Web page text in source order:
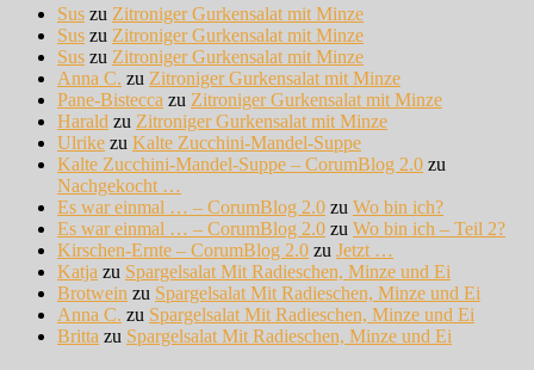
Sus zu Zitroniger Gurkensalat mit Minze
Sus zu Zitroniger Gurkensalat mit Minze
Sus zu Zitroniger Gurkensalat mit Minze
Anna C. zu Zitroniger Gurkensalat mit Minze
Pane-Bistecca zu Zitroniger Gurkensalat mit Minze
Harald zu Zitroniger Gurkensalat mit Minze
Ulrike zu Kalte Zucchini-Mandel-Suppe
Kalte Zucchini-Mandel-Suppe – CorumBlog 2.0 zu
Nachgekocht …
Es war einmal … – CorumBlog 2.0 zu Wo bin ich?
Es war einmal … – CorumBlog 2.0 zu Wo bin ich – Teil 2?
Kirschen-Ernte – CorumBlog 2.0 zu Jetzt …
Katja zu Spargelsalat Mit Radieschen, Minze und Ei
Brotwein zu Spargelsalat Mit Radieschen, Minze und Ei
Anna C. zu Spargelsalat Mit Radieschen, Minze und Ei
Britta zu Spargelsalat Mit Radieschen, Minze und Ei